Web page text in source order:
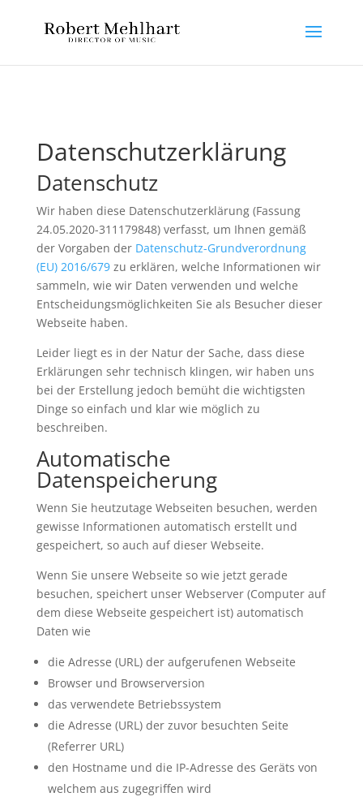
Datenschutzerklärung
Datenschutz
Wir haben diese Datenschutzerklärung (Fassung
24.05.2020-311179848) verfasst, um Ihnen gemäß
der Vorgaben der Datenschutz-Grundverordnung
(EU) 2016/679zu erklären, welche Informationen wir
sammeln, wie wir Daten verwenden und welche
Entscheidungsmöglichkeiten Sie als Besucher dieser
Webseite haben.
Leider liegt es in der Natur der Sache, dass diese
Erklärungen sehr technisch klingen, wir haben uns
bei der Erstellung jedoch bemüht die wichtigsten
Dinge so einfach und klar wie möglich zu
beschreiben.
Automatische
Datenspeicherung
Wenn Sie heutzutage Webseiten besuchen, werden
gewisse Informationen automatisch erstellt und
gespeichert, so auch auf dieser Webseite.
Wenn Sie unsere Webseite so wie jetzt gerade
besuchen, speichert unser Webserver (Computer auf
dem diese Webseite gespeichert ist) automatisch
Daten wie
die Adresse (URL) der aufgerufenen Webseite
Browser und Browserversion
das verwendete Betriebssystem
die Adresse (URL) der zuvor besuchten Seite
(Referrer URL)
den Hostname und die IP-Adresse des Geräts von
welchem aus zugegriffen wird